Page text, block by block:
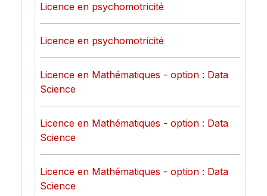
Licence en psychomotricité
Licence en psychomotricité
Licence en Mathématiques - option : Data
Science
Licence en Mathématiques - option : Data
Science
Licence en Mathématiques - option : Data
Science